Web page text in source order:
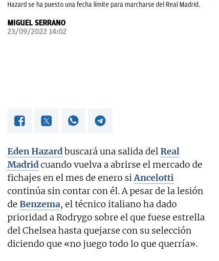
Hazard se ha puesto una fecha límite para marcharse del Real Madrid.
MIGUEL SERRANO
23/09/2022 14:02
Eden Hazardbuscará una salida delReal
Madridcuando vuelva a abrirse el mercado de
fichajes en el mes de enero siAncelotti
continúa sin contar con él. A pesar de la lesión
de Benzema, el técnico italiano ha dado
prioridad a Rodrygo sobre el que fuese estrella
del Chelsea hasta quejarse con su selección
diciendo que «no juego todo lo que querría».